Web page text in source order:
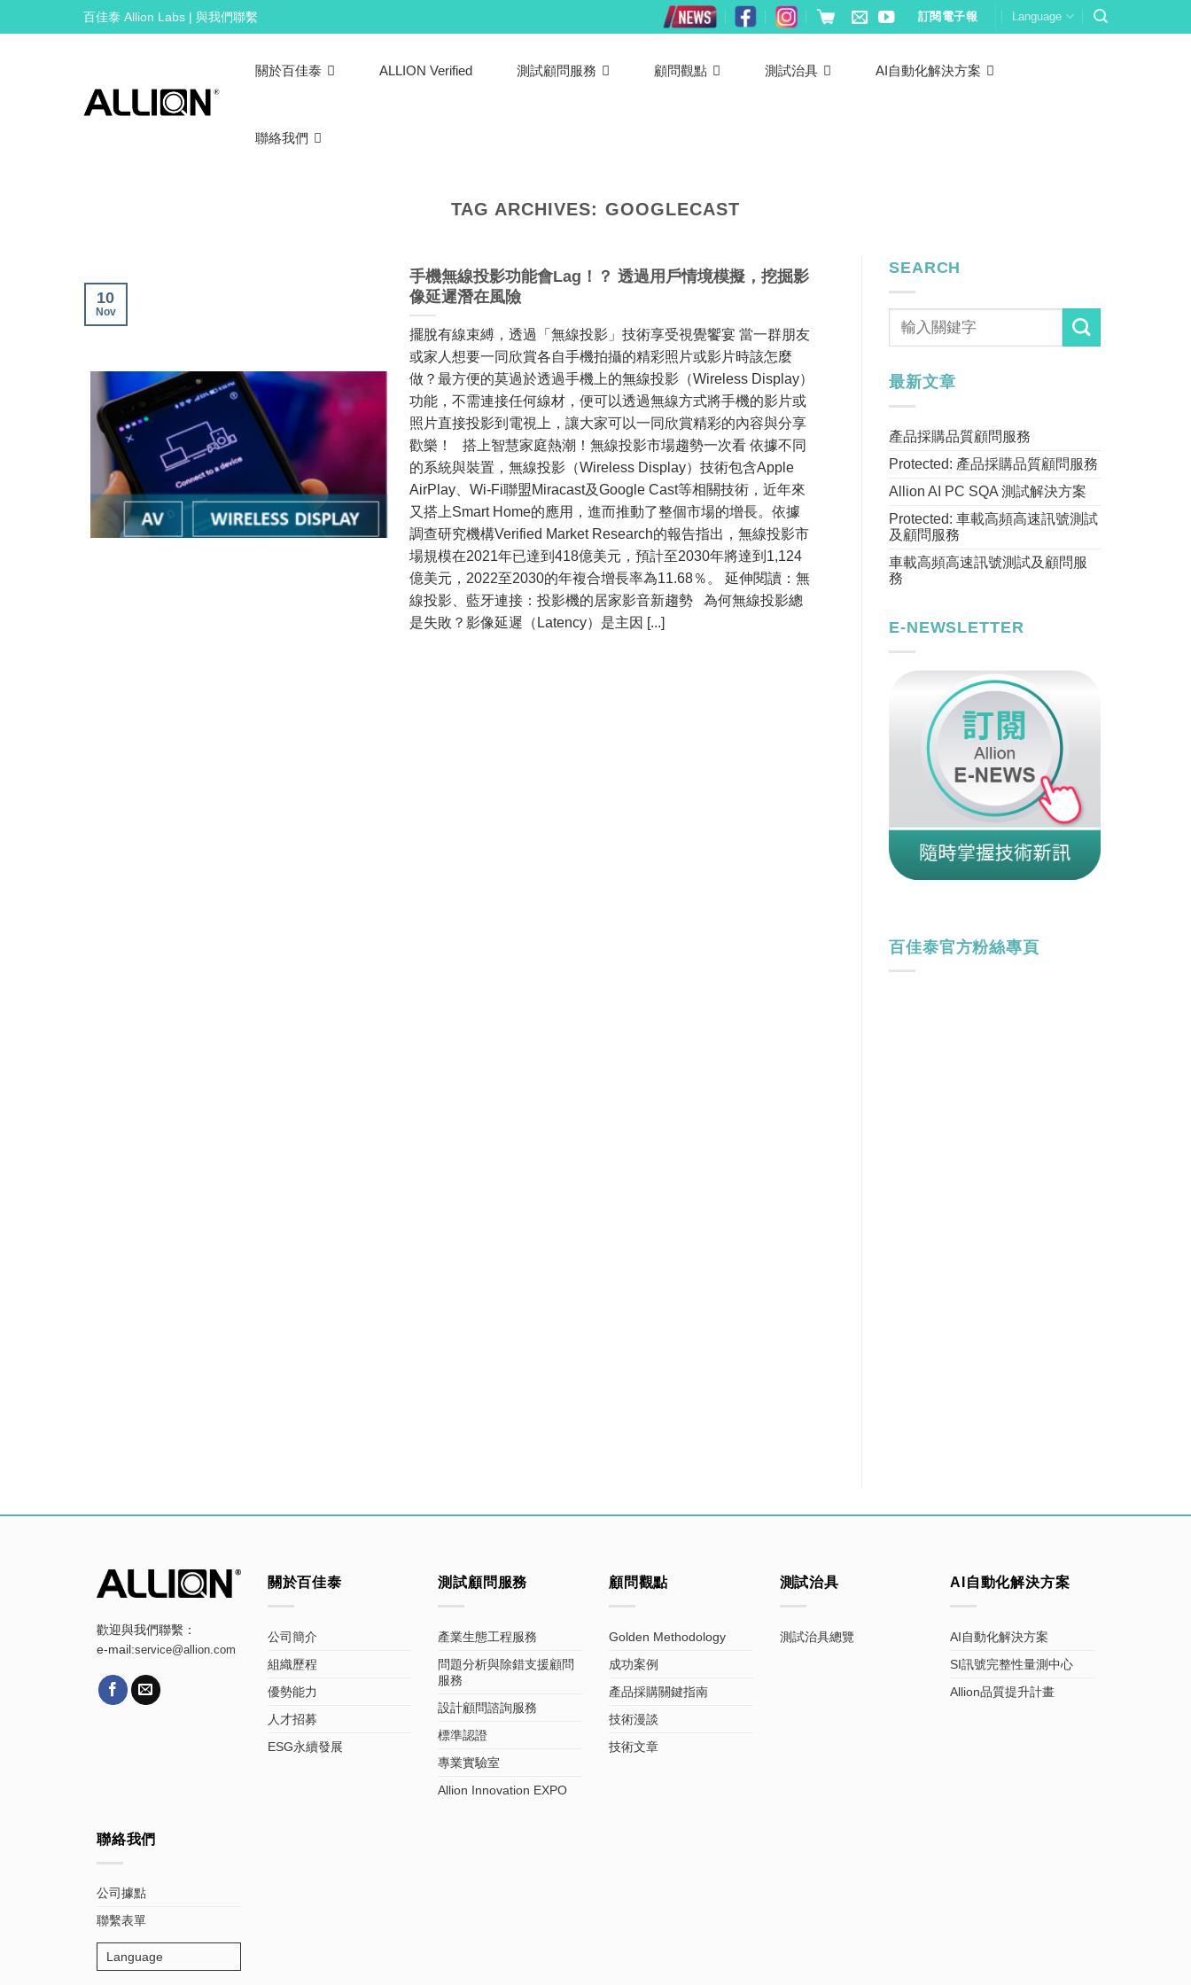
to
百佳泰 Allion Labs | 與我們聯繫 訂閱電子報 Language
關於百佳泰 ALLION Verified 測試顧問服務 顧問觀點 測試治具 AI自動化解決方案
聯絡我們
TAG ARCHIVES: GOOGLECAST
手機無線投影功能會Lag！？ 透過用戶情境模擬，挖掘影
像延遲潛在風險
擺脫有線束縛，透過「無線投影」技術享受視覺饗宴 當一群朋友
或家人想要一同欣賞各自手機拍攝的精彩照片或影片時該怎麼
做？最方便的莫過於透過手機上的無線投影（Wireless Display）
功能，不需連接任何線材，便可以透過無線方式將手機的影片或
照片直接投影到電視上，讓大家可以一同欣賞精彩的內容與分享
歡樂！ 搭上智慧家庭熱潮！無線投影市場趨勢一次看 依據不同
的系統與裝置，無線投影（Wireless Display）技術包含Apple
AirPlay、Wi-Fi聯盟Miracast及Google Cast等相關技術，近年來
又搭上Smart Home的應用，進而推動了整個市場的增長。依據
調查研究機構Verified Market Research的報告指出，無線投影市
場規模在2021年已達到418億美元，預計至2030年將達到1,124
億美元，2022至2030的年複合增長率為11.68％。 延伸閱讀：無
線投影、藍牙連接：投影機的居家影音新趨勢 為何無線投影總
是失敗？影像延遲（Latency）是主因 [...]
10
Nov
SEARCH
最新文章
產品採購品質顧問服務
Protected: 產品採購品質顧問服務
Allion AI PC SQA 測試解決方案
Protected: 車載高頻高速訊號測試
及顧問服務
車載高頻高速訊號測試及顧問服
務
E-NEWSLETTER
百佳泰官方粉絲專頁
歡迎與我們聯繫：
e-mail:service@allion.com
關於百佳泰
公司簡介
組織歷程
優勢能力
人才招募
ESG永續發展
測試顧問服務
產業生態工程服務
問題分析與除錯支援顧問
服務
設計顧問諮詢服務
標準認證
專業實驗室
Allion Innovation EXPO
顧問觀點
Golden Methodology
成功案例
產品採購關鍵指南
技術漫談
技術文章
測試治具
測試治具總覽
AI自動化解決方案
AI自動化解決方案
SI訊號完整性量測中心
Allion品質提升計畫
聯絡我們
公司據點
聯繫表單
Language